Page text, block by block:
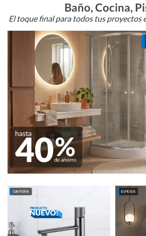
Baño, Cocina,
El toque final para todos tus proyectos